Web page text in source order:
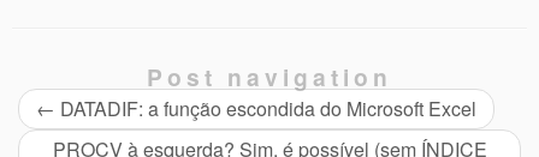
Post navigation
← DATADIF: a função escondida do Microsoft Excel
PROCV à esquerda? Sim, é possível (sem ÍNDICE